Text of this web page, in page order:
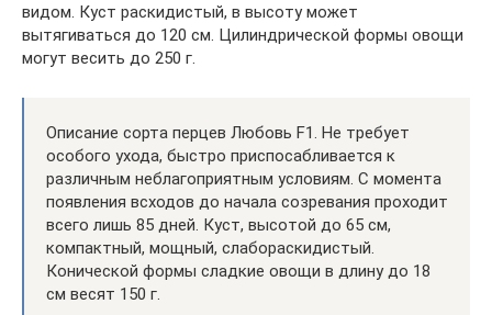
видом. Куст раскидистый, в высоту может
вытягиваться до 120 см. Цилиндрической формы овощи
могут весить до 250 г.
Описание сорта перцев Любовь F1. Не требует
особого ухода, быстро приспосабливается к
различным неблагоприятным условиям. С момента
появления всходов до начала созревания проходит
всего лишь 85 дней. Куст, высотой до 65 см,
компактный, мощный, слабораскидистый.
Конической формы сладкие овощи в длину до 18
см весят 150 г.